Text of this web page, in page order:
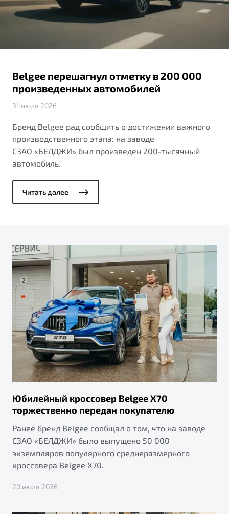
Обзор В наличии
Обзор В наличии
X70
Универсальный кроссовер
от 2 499 990 ₽*
Обзор В наличии
Автокредит
Страхование
Подробно
Автомобили в наличии
Тест-драйв
Автокредит
Спецпредложения
ПОДДЕРЖКА
Belgee Линк
Belgee Плюс
Реферальная программа
Помощь на дорогах
Будьте еще более уверены на дорогах с программой
"Помощь на дорогах"
Преимущества программы
Запись на сервис
Клиентская поддержка
О дилерском центре
Belgee перешагнул отметку в 200 000
произведенных автомобилей
31 июля 2026
Бренд Belgee рад сообщить о достижении важного
производственного этапа: на заводе
СЗАО «БЕЛДЖИ» был произведен 200-тысячный
автомобиль.
Читать далее
Юбилейный кроссовер Belgee X70
торжественно передан покупателю
Ранее бренд Belgee сообщал о том, что на заводе
СЗАО «БЕЛДЖИ» было выпущено 50 000
экземпляров популярного среднеразмерного
кроссовера Belgee X70.
20 июля 2026